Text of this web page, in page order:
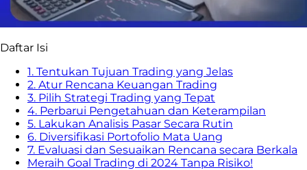
Daftar Isi
1. Tentukan Tujuan Trading yang Jelas
2. Atur Rencana Keuangan Trading
3. Pilih Strategi Trading yang Tepat
4. Perbarui Pengetahuan dan Keterampilan
5. Lakukan Analisis Pasar Secara Rutin
6. Diversifikasi Portofolio Mata Uang
7. Evaluasi dan Sesuaikan Rencana secara Berkala
Meraih Goal Trading di 2024 Tanpa Risiko!